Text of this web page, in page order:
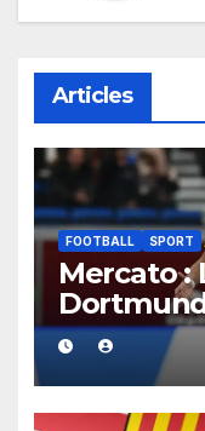
Articles
FOOTBALL SPORT
Mercato :
favoris
Mbaye